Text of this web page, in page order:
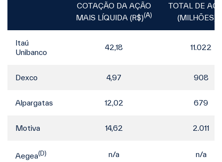
COTAÇÃO DA AÇÃO
MAIS LÍQUIDA (R$)(A)
TOTAL DE
(MILHÕES)
Itaú
Unibanco
42,18 11.022
Dexco 4,97 908
Alpargatas 12,02 679
Motiva 14,62 2.011
Aegea(D) n/a n/a